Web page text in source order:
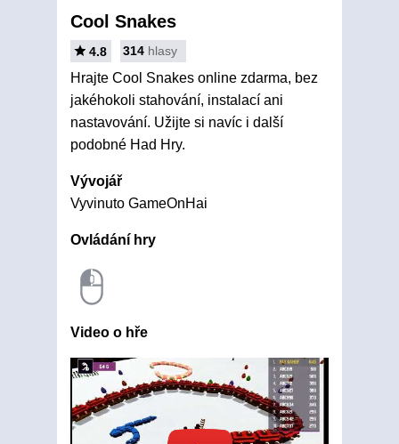
Cool Snakes
4.8 314 hlasy
Hrajte Cool Snakes online zdarma, bez
jakéhokoli stahování, instalací ani
nastavování. Užijte si navíc i další
podobné Had Hry.
Vývojář
Vyvinuto GameOnHai
Ovládání hry
Video o hře